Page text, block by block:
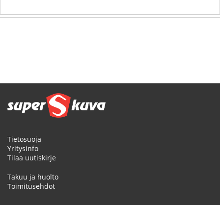
Tietosuoja
Yritysinfo
Tilaa uutiskirje
Takuu ja huolto
Toimitusehdot